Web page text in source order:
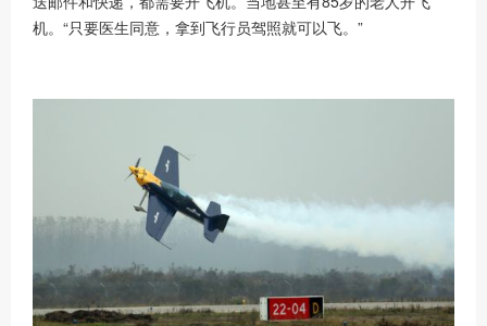
机。“只要医生同意，拿到飞行员驾照就可以飞。”